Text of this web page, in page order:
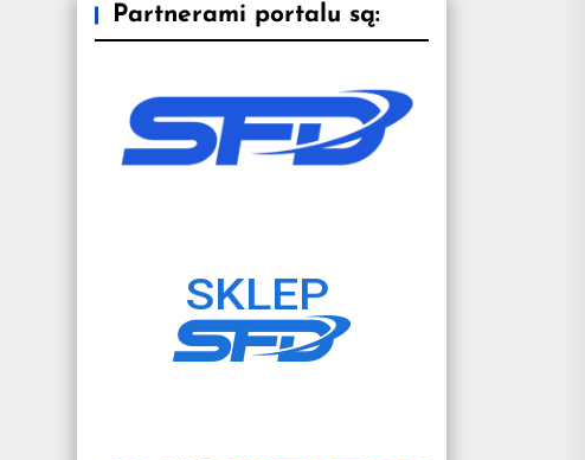
Partnerami portalu są: